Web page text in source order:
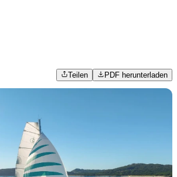
Teilen PDF herunterladen